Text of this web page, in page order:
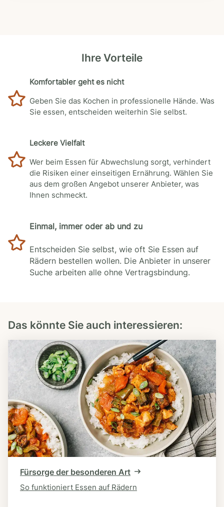
Ihre Vorteile
Komfortabler geht es nicht
Geben Sie das Kochen in professionelle Hände. Was
Sie essen, entscheiden weiterhin Sie selbst.
Leckere Vielfalt
Wer beim Essen für Abwechslung sorgt, verhindert
die Risiken einer einseitigen Ernährung. Wählen Sie
aus dem großen Angebot unserer Anbieter, was
Ihnen schmeckt.
Einmal, immer oder ab und zu
Entscheiden Sie selbst, wie oft Sie Essen auf
Rädern bestellen wollen. Die Anbieter in unserer
Suche arbeiten alle ohne Vertragsbindung.
Das könnte Sie auch interessieren:
Fürsorge der besonderen Art
So funktioniert Essen auf Rädern